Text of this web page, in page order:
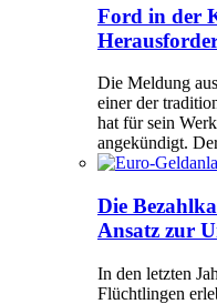
Ford in der
Die Meldung
einer der
hat für sein
angekündigt.
Die
Ansatz zur
In den letzten
Flüchtlingen